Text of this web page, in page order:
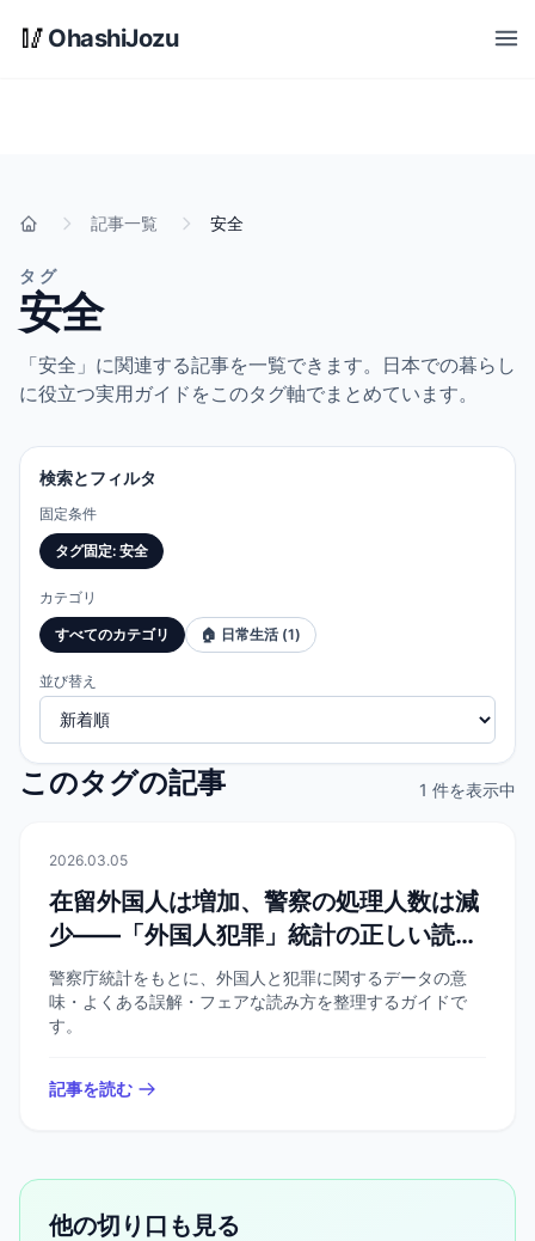
メインコンテンツへスキップ
🥢 OhashiJozu
ホーム 記事一覧 安全
タグ
安全
「安全」に関連する記事を一覧できます。日本での暮らし
に役立つ実用ガイドをこのタグ軸でまとめています。
検索とフィルタ
固定条件
タグ固定: 安全
カテゴリ
すべてのカテゴリ 🏠 日常生活 (1)
並び替え
このタグの記事 1 件を表示中
🏠日常生活
2026.03.05
在留外国人は増加、警察の処理人数は減
少——「外国人犯罪」統計の正しい読み
方
警察庁統計をもとに、外国人と犯罪に関するデータの意
味・よくある誤解・フェアな読み方を整理するガイドで
す。
記事を読む
他の切り口も見る